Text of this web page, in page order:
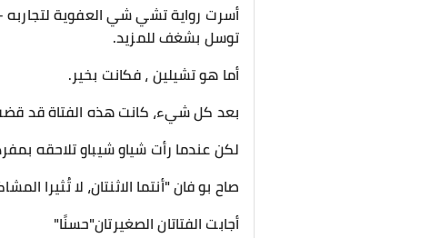
أسرت رواية تشي شي العفوية
توسل بشغف للمزيد.
أما هو تشيلين ، فكانت بخير.
بعد كل شيء، كانت هذه الفتاة قد
لكن عندما رأت شياو شيباو تلاحقه
صاح بو فان "أنتما الاثنتان، لا تُثيرا
أجابت الفتاتان الصغيرتان"حسنًا"